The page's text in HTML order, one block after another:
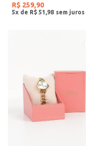
R$ 259,90
5x de R$ 51 98